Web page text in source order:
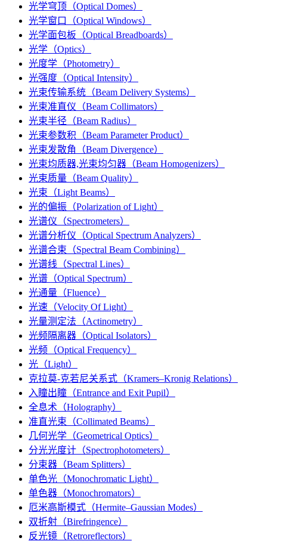
光学穹顶（Optical Domes）
光学窗口（Optical Windows）
光学面包板（Optical Breadboards）
光学（Optics）
光度学（Photometry）
光强度（Optical Intensity）
光束传输系统（Beam Delivery Systems）
光束准直仪（Beam Collimators）
光束半径（Beam Radius）
光束参数积（Beam Parameter Product）
光束发散角（Beam Divergence）
光束均质器,光束均匀器（Beam Homogenizers）
光束质量（Beam Quality）
光束（Light Beams）
光的偏振（Polarization of Light）
光谱仪（Spectrometers）
光谱分析仪（Optical Spectrum Analyzers）
光谱合束（Spectral Beam Combining）
光谱线（Spectral Lines）
光谱（Optical Spectrum）
光通量（Fluence）
光速（Velocity Of Light）
光量测定法（Actinometry）
光频隔离器（Optical Isolators）
光频（Optical Frequency）
光（Light）
克拉莫-克若尼关系式（Kramers–Kronig Relations）
入瞳出瞳（Entrance and Exit Pupil）
全息术（Holography）
准直光束（Collimated Beams）
几何光学（Geometrical Optics）
分光光度计（Spectrophotometers）
分束器（Beam Splitters）
单色光（Monochromatic Light）
单色器（Monochromators）
厄米高斯模式（Hermite–Gaussian Modes）
双折射（Birefringence）
反光镜（Retroreflectors）